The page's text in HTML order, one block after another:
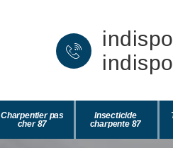
Charpentier pas
cher 87
Insecticide
charpente 87